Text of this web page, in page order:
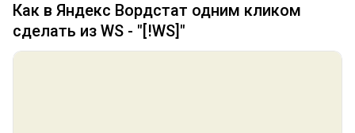
Как в Яндекс Вордстат одним кликом
сделать из WS - "[!WS]"